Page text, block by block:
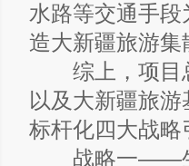
水路等交通手
造大新疆旅游集
综上，项目总
以及大新疆旅
标杆化四大战略
战略一——生